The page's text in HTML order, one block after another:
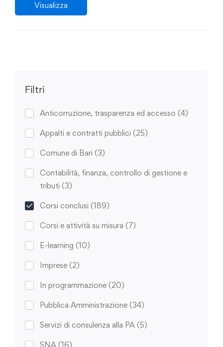
Filtri
Anticorruzione, trasparenza ed accesso (4)
Appalti e contratti pubblici (25)
Comune di Bari (3)
Contabilità, finanza, controllo di gestione e
tributi (3)
Corsi conclusi (189)
Corsi e attività su misura (7)
E-learning (10)
Imprese (2)
In programmazione (20)
Pubblica Amministrazione (34)
Servizi di consulenza alla PA (5)
SNA (16)
Visualizza